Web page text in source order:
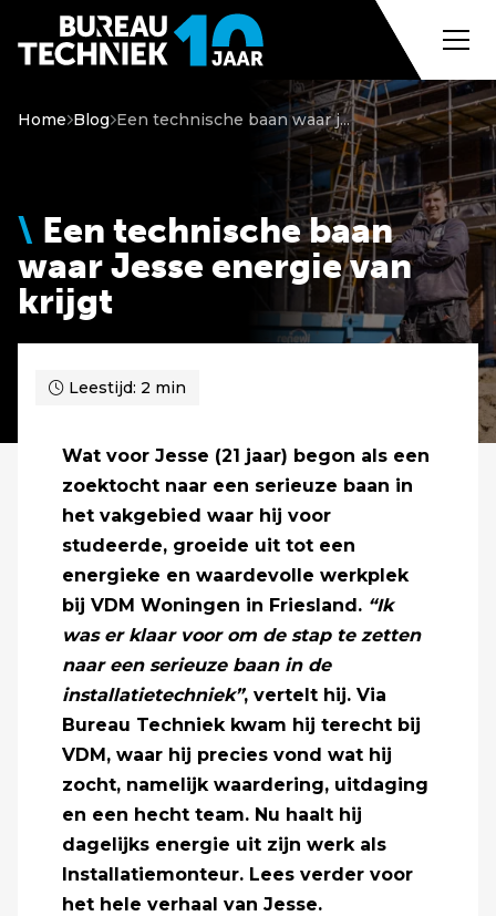
Home Blog Een technische baan waar j...
Een technische baan
waar Jesse energie van
krijgt
Leestijd: 2 min
Wat voor Jesse (21 jaar) begon als een
zoektocht naar een serieuze baan in
het vakgebied waar hij voor
studeerde, groeide uit tot een
energieke en waardevolle werkplek
bij VDM Woningen in Friesland. “Ik
was er klaar voor om de stap te zetten
naar een serieuze baan in de
installatietechniek”, vertelt hij. Via
Bureau Techniek kwam hij terecht bij
VDM, waar hij precies vond wat hij
zocht, namelijk waardering, uitdaging
en een hecht team. Nu haalt hij
dagelijks energie uit zijn werk als
Installatiemonteur. Lees verder voor
het hele verhaal van Jesse.